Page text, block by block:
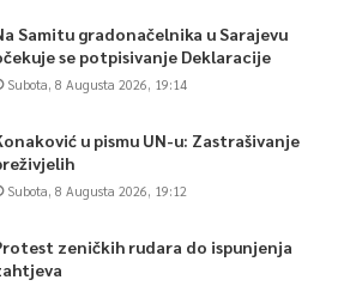
Samitu gradonačelnika u Sarajevu
se potpisivanje Deklaracije
Subota, 8 Augusta 2026, 19:14
u pismu UN-u: Zastrašivanje
Subota, 8 Augusta 2026, 19:12
zeničkih rudara do ispunjenja